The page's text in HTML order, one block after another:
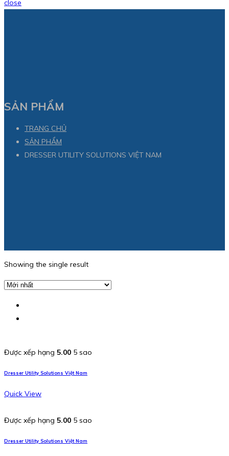
close
SẢN PHẨM
TRANG CHỦ
SẢN PHẨM
DRESSER UTILITY SOLUTIONS VIỆT NAM
Showing the single result
Được xếp hạng 5.00 5 sao
Dresser Utility Solutions Việt Nam
Quick View
Được xếp hạng 5.00 5 sao
Dresser Utility Solutions Việt Nam